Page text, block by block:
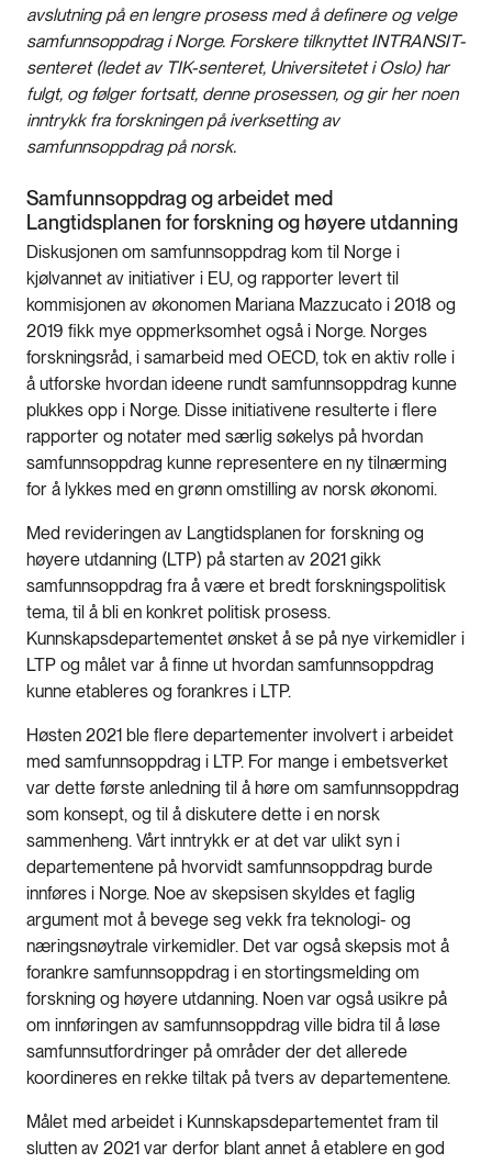
avslutning på en lengre prosess med å definere og velge
samfunnsoppdrag i Norge. Forskere tilknyttet INTRANSIT-
senteret (ledet av TIK-senteret, Universitetet i Oslo) har
fulgt, og følger fortsatt, denne prosessen, og gir her noen
inntrykk fra forskningen på iverksetting av
samfunnsoppdrag på norsk.
Samfunnsoppdrag og arbeidet med
Langtidsplanen for forskning og høyere utdanning
Diskusjonen om samfunnsoppdrag kom til Norge i
kjølvannet av initiativer i EU, og rapporter levert til
kommisjonen av økonomen Mariana Mazzucato i 2018 og
2019 fikk mye oppmerksomhet også i Norge. Norges
forskningsråd, i samarbeid med OECD, tok en aktiv rolle i
å utforske hvordan ideene rundt samfunnsoppdrag kunne
plukkes opp i Norge. Disse initiativene resulterte i flere
rapporter og notater med særlig søkelys på hvordan
samfunnsoppdrag kunne representere en ny tilnærming
for å lykkes med en grønn omstilling av norsk økonomi.
Med revideringen av Langtidsplanen for forskning og
høyere utdanning (LTP) på starten av 2021 gikk
samfunnsoppdrag fra å være et bredt forskningspolitisk
tema, til å bli en konkret politisk prosess.
Kunnskapsdepartementet ønsket å se på nye virkemidler i
LTP og målet var å finne ut hvordan samfunnsoppdrag
kunne etableres og forankres i LTP.
Høsten 2021 ble flere departementer involvert i arbeidet
med samfunnsoppdrag i LTP. For mange i embetsverket
var dette første anledning til å høre om samfunnsoppdrag
som konsept, og til å diskutere dette i en norsk
sammenheng. Vårt inntrykk er at det var ulikt syn i
departementene på hvorvidt samfunnsoppdrag burde
innføres i Norge. Noe av skepsisen skyldes et faglig
argument mot å bevege seg vekk fra teknologi- og
næringsnøytrale virkemidler. Det var også skepsis mot å
forankre samfunnsoppdrag i en stortingsmelding om
forskning og høyere utdanning. Noen var også usikre på
om innføringen av samfunnsoppdrag ville bidra til å løse
samfunnsutfordringer på områder der det allerede
koordineres en rekke tiltak på tvers av departementene.
Målet med arbeidet i Kunnskapsdepartementet fram til
slutten av 2021 var derfor blant annet å etablere en god